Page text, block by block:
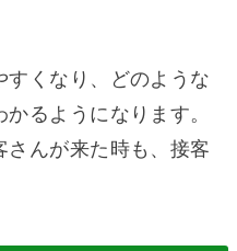
すくなり、どのような
るようになります。
さんが来た時も、接客